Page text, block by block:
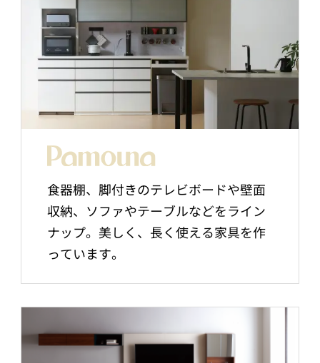
食器棚、脚付きのテレビボードや壁面
収納、ソファやテーブルなどをライン
ナップ。美しく、長く使える家具を作
っています。